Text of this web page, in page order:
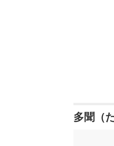
多聞（